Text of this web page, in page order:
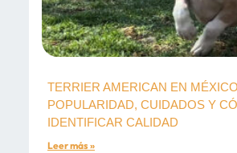
TERRIER AMERICAN EN
POPULARIDAD, CUIDADOS Y
IDENTIFICAR CALIDAD
Leer más »